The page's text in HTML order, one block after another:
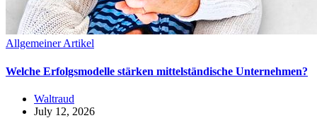
Allgemeiner Artikel
Welche Erfolgsmodelle stärken mittelständische Unternehmen?
Waltraud
July 12, 2026